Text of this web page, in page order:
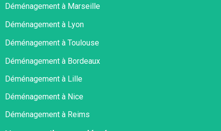
Déménagement à Marseille
Déménagement à Lyon
Déménagement à Toulouse
Déménagement à Bordeaux
Déménagement à Lille
Déménagement à Nice
Déménagement à Reims